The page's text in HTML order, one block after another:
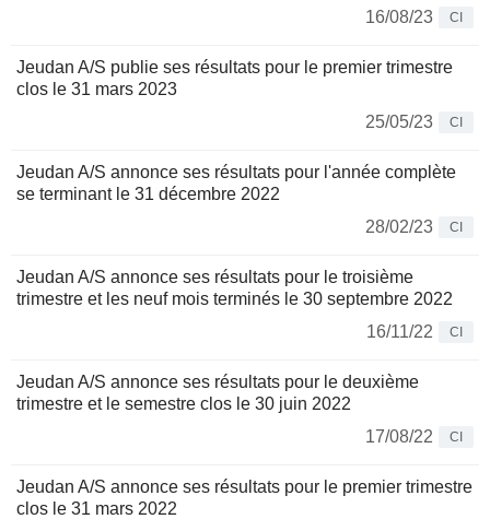
16/08/23
CI
Jeudan A/S publie ses résultats pour le premier trimestre
clos le 31 mars 2023
25/05/23
CI
Jeudan A/S annonce ses résultats pour l'année complète
se terminant le 31 décembre 2022
28/02/23
CI
Jeudan A/S annonce ses résultats pour le troisième
trimestre et les neuf mois terminés le 30 septembre 2022
16/11/22
CI
Jeudan A/S annonce ses résultats pour le deuxième
trimestre et le semestre clos le 30 juin 2022
17/08/22
CI
Jeudan A/S annonce ses résultats pour le premier trimestre
clos le 31 mars 2022